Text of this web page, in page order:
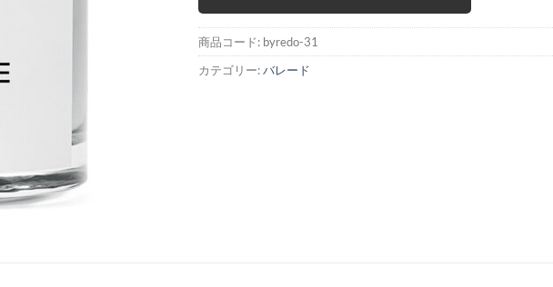
商品コード: byredo-31
カテゴリー:バレード